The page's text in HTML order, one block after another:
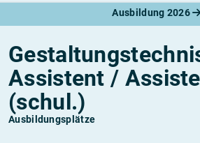
Ausbildung 2026
Assistent /
(schul.)
Ausbildungsplätze